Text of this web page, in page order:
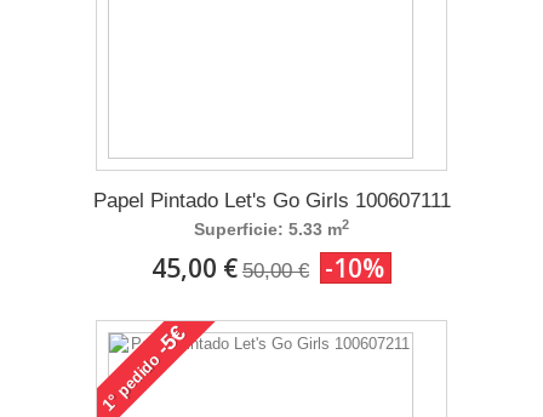
Papel Pintado Let's Go Girls 100607111
Superficie: 5.33 m2
45,00 € 50,00 € -10%
1°
pedido
-5€